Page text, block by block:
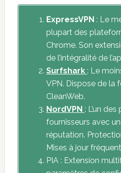
ExpressVPN : Le
plupart des
Chrome. Son
de l’intégralité de
Surfshark : Le
VPN. Dispose de la
CleanWeb.
NordVPN : L’un
fournisseurs avec
réputation.
Mises à jour
PIA : Extension